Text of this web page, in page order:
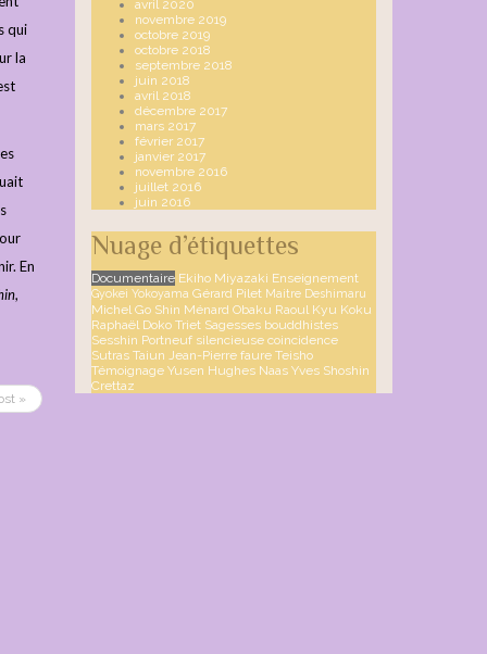
qui
la
En
,
»
avril 2020
novembre 2019
octobre 2019
octobre 2018
septembre 2018
juin 2018
avril 2018
décembre 2017
mars 2017
février 2017
janvier 2017
novembre 2016
juillet 2016
juin 2016
Nuage d’étiquettes
Documentaire Ekiho Miyazaki Enseignement
Gyokei Yokoyama Gérard Pilet Maitre Deshimaru
Michel Go Shin Ménard Obaku Raoul Kyu Koku
Raphaël Doko Triet Sagesses bouddhistes
Sesshin Portneuf silencieuse coincidence
Sutras Taiun Jean-Pierre faure Teisho
Témoignage Yusen Hughes Naas Yves Shoshin
Crettaz